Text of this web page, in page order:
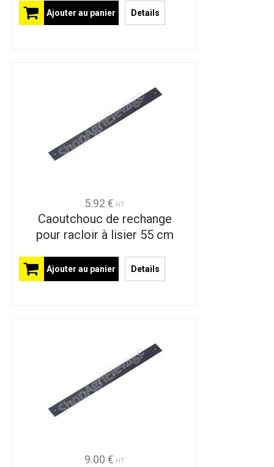
Ajouter au panier Details
5.92 € HT
Caoutchouc de rechange
pour racloir à lisier 55 cm
Ajouter au panier Details
9.00 € HT